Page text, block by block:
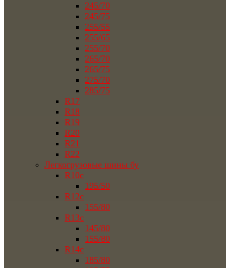
245/70
245/75
255/55
255/65
255/70
265/70
265/75
275/70
285/75
R17
R18
R19
R20
R21
R22
Легкогрузовые шины бу
R10c
195/50
R12c
155/80
R13c
145/80
155/80
R14c
185/80